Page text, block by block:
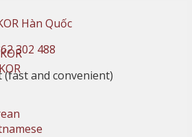
302 488
and convenient)